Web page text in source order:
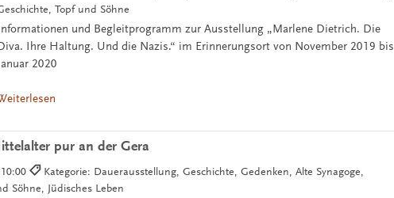
Topf und Söhne
und Begleitprogramm zur Ausstellung „Marlene Dietrich. Die
Ihre Haltung. Und die Nazis.“ im Erinnerungsort von November 2019 bis
2020
pur an der Gera
Kategorie: Dauerausstellung, Geschichte, Gedenken, Alte Synagoge,
Söhne, Jüdisches Leben